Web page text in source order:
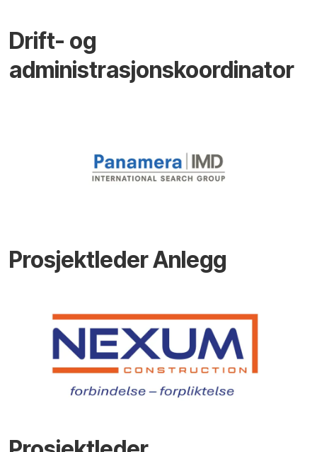
Drift- og
administrasjonskoordinator
Prosjektleder Anlegg